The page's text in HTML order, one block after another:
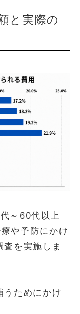
と実際の
～60代以上
や予防にかけ
を実施しま
うためにかけ